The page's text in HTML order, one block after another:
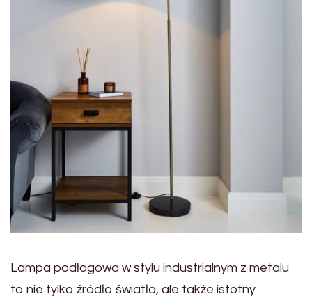
Lampa podłogowa w stylu industrialnym z metalu
to nie tylko źródło światła, ale także istotny